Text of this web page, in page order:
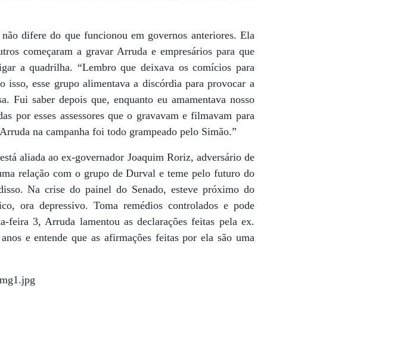
difere do que funcionou em governos anteriores. Ela
começaram a gravar Arruda e empresários para que
a quadrilha. “Lembro que deixava os comícios para
isso, esse grupo alimentava a discórdia para provocar a
Fui saber depois que, enquanto eu amamentava nosso
por esses assessores que o gravavam e filmavam para
na campanha foi todo grampeado pelo Simão.”
aliada ao ex-governador Joaquim Roriz, adversário de
relação com o grupo de Durval e teme pelo futuro do
Na crise do painel do Senado, esteve próximo do
ora depressivo. Toma remédios controlados e pode
feira 3, Arruda lamentou as declarações feitas pela ex.
e entende que as afirmações feitas por ela são uma